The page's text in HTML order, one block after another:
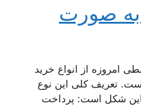
صورت
امروزه از انواع خرید
تعریف کلی این نوع
شکل است: پرداخت